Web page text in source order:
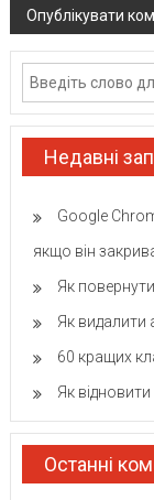
Недавні
Google
якщо він
Як
Як видалити
60 кращих
Як
Останні